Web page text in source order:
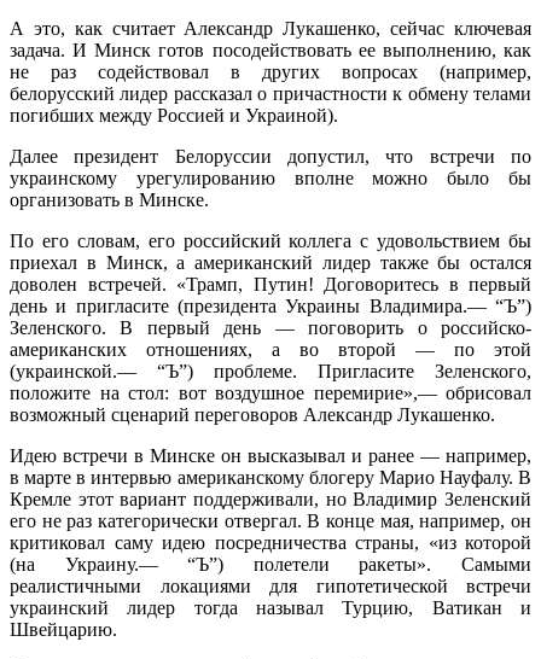
А это, как считает Александр Лукашенко, сейчас ключевая
задача. И Минск готов посодействовать ее выполнению, как
не раз содействовал в других вопросах (например,
белорусский лидер рассказал о причастности к обмену телами
погибших между Россией и Украиной).
Далее президент Белоруссии допустил, что встречи по
украинскому урегулированию вполне можно было бы
организовать в Минске.
По его словам, его российский коллега с удовольствием бы
приехал в Минск, а американский лидер также бы остался
доволен встречей. «Трамп, Путин! Договоритесь в первый
день и пригласите (президента Украины Владимира.— “Ъ”)
Зеленского. В первый день — поговорить о российско-
американских отношениях, а во второй — по этой
(украинской.— “Ъ”) проблеме. Пригласите Зеленского,
положите на стол: вот воздушное перемирие»,— обрисовал
возможный сценарий переговоров Александр Лукашенко.
Идею встречи в Минске он высказывал и ранее — например,
в марте в интервью американскому блогеру Марио Науфалу. В
Кремле этот вариант поддерживали, но Владимир Зеленский
его не раз категорически отвергал. В конце мая, например, он
критиковал саму идею посредничества страны, «из которой
(на Украину.— “Ъ”) полетели ракеты». Самыми
реалистичными локациями для гипотетической встречи
украинский лидер тогда называл Турцию, Ватикан и
Швейцарию.